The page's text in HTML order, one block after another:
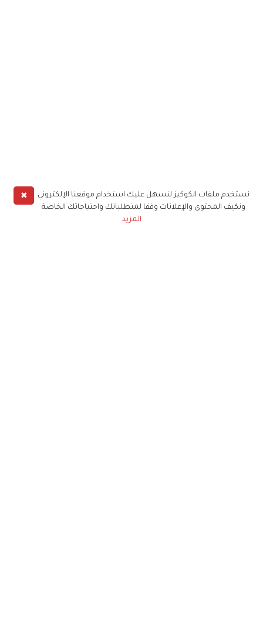
✖
نستخدم ملفات الكوكيز لنسهل عليك استخدام موقعنا الإلكتروني
ونكيف المحتوى والإعلانات وفقا لمتطلباتك واحتياجاتك الخاصة
المزيد